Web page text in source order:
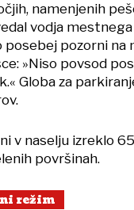
namenjenih
vodja mestnega
posebej pozorni na
»Niso povsod
Globa za
v naselju izreklo
površinah.
režim